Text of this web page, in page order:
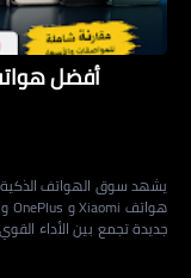
جديدة تجمع بين الأداء